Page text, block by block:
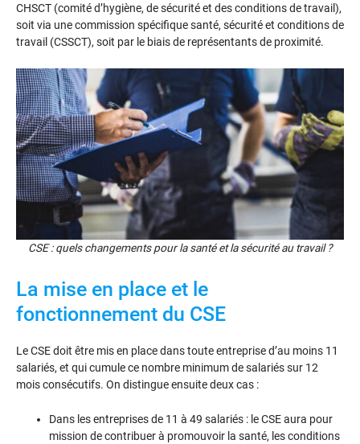
CHSCT (comité d’hygiène, de sécurité et des conditions de travail),
soit via une commission spécifique santé, sécurité et conditions de
travail (CSSCT), soit par le biais de représentants de proximité.
CSE : quels changements pour la santé et la sécurité au travail ?
La mise en place et le
fonctionnement du CSE
Le CSE doit être mis en place dans toute entreprise d’au moins 11
salariés, et qui cumule ce nombre minimum de salariés sur 12
mois consécutifs. On distingue ensuite deux cas :
Dans les entreprises de 11 à 49 salariés : le CSE aura pour
mission de contribuer à promouvoir la santé, les conditions